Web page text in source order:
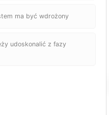
ma być wdrożony
udoskonalić z fazy